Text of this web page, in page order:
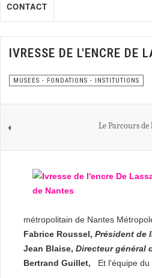
CONTACT
IVRESSE DE L'ENCRE DE
MUSEES - FONDATIONS - INSTITUTIONS
Le Parcours de
métropolitain de Nantes
Fabrice Roussel, Président de
Jean Blaise, Directeur général
Bertrand Guillet,
Et l'équipe